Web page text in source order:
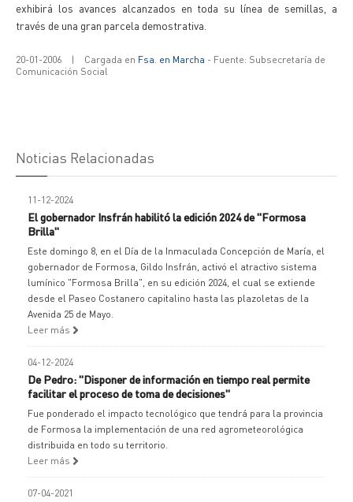
exhibirá los avances alcanzados en toda su línea de semillas, a
través de una gran parcela demostrativa.
20-01-2006 | Cargada en Fsa. en Marcha - Fuente: Subsecretaría de
Comunicación Social
Noticias Relacionadas
11-12-2024
El gobernador Insfrán habilitó la edición 2024 de "Formosa
Brilla"
Este domingo 8, en el Día de la Inmaculada Concepción de María, el
gobernador de Formosa, Gildo Insfrán, activó el atractivo sistema
lumínico "Formosa Brilla", en su edición 2024, el cual se extiende
desde el Paseo Costanero capitalino hasta las plazoletas de la
Avenida 25 de Mayo.
Leer más
04-12-2024
De Pedro: "Disponer de información en tiempo real permite
facilitar el proceso de toma de decisiones"
Fue ponderado el impacto tecnológico que tendrá para la provincia
de Formosa la implementación de una red agrometeorológica
distribuida en todo su territorio.
Leer más
07-04-2021